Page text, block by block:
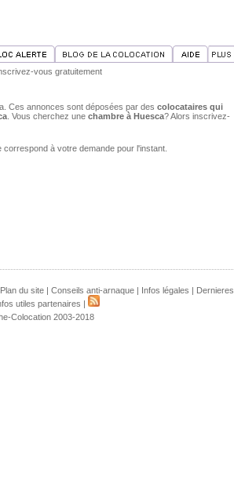
vous gratuitement
Ces annonces sont déposées par des colocataires qui
. Vous cherchez une chambre à Huesca? Alors inscrivez-
à votre demande pour l'instant.
Plan du site| Conseils anti-arnaque| Infos légales | Dernieres
utiles partenaires |
Colocation 2003-2018